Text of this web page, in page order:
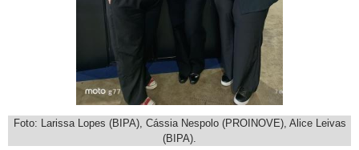
Foto: Larissa Lopes (BIPA), Cássia Nespolo (PROINOVE), Alice Leivas
(BIPA).